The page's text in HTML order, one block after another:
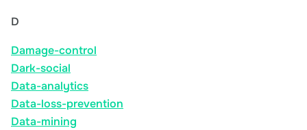
D
Damage-control
Dark-social
Data-analytics
Data-loss-prevention
Data-mining